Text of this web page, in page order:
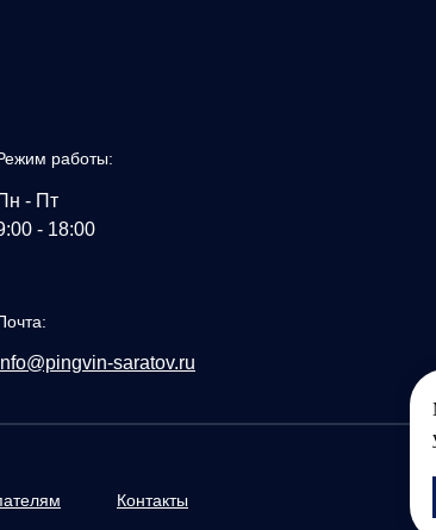
saratov.ru
работы:
- Пт
- 18:00
Контакты